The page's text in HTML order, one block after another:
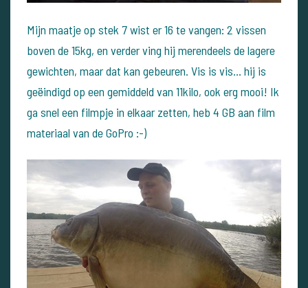
Mijn maatje op stek 7 wist er 16 te vangen: 2 vissen
boven de 15kg, en verder ving hij merendeels de lagere
gewichten, maar dat kan gebeuren. Vis is vis... hij is
geëindigd op een gemiddeld van 11kilo, ook erg mooi! Ik
ga snel een filmpje in elkaar zetten, heb 4 GB aan film
materiaal van de GoPro :-)